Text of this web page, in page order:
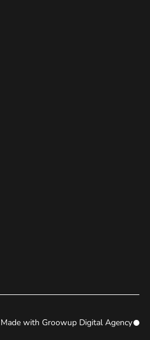
Made with Groowup Digital Agency